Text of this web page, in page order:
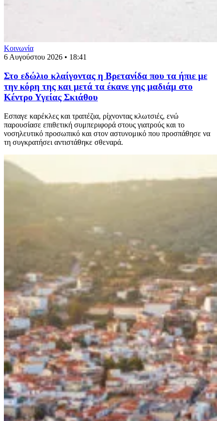
Κοινωνία
6 Αυγούστου 2026 • 18:41
Στο εδώλιο κλαίγοντας η Βρετανίδα που τα ήπιε με
την κόρη της και μετά τα έκανε γης μαδιάμ στο
Κέντρο Υγείας Σκιάθου
Εσπαγε καρέκλες και τραπέζια, ρίχνοντας κλωτσιές, ενώ
παρουσίασε επιθετική συμπεριφορά στους γιατρούς και το
νοσηλευτικό προσωπικό και στον αστυνομικό που προσπάθησε να
τη συγκρατήσει αντιστάθηκε σθεναρά.